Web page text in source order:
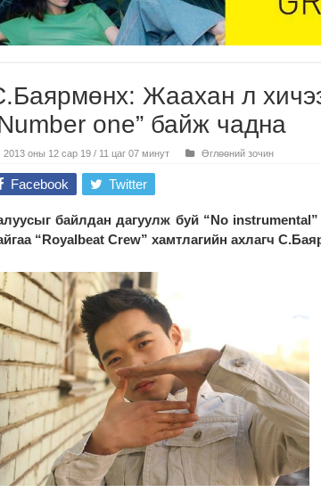
Жаахан л
one” байж чадна
2013 оны 12 сар 19 / 11 цаг 07 минут Өглөөний зочин
Facebook Twitter
байлдан дагуулж буй “No instr
“Royalbeat Crew” хамтлагийн ахлагч